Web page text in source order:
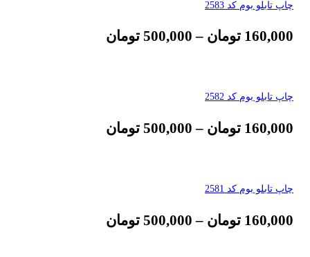
چاپ تابلو بوم کد 2583
160,000 تومان –
500,000 تومان
چاپ تابلو بوم کد 2582
160,000 تومان –
500,000 تومان
چاپ تابلو بوم کد 2581
160,000 تومان –
500,000 تومان